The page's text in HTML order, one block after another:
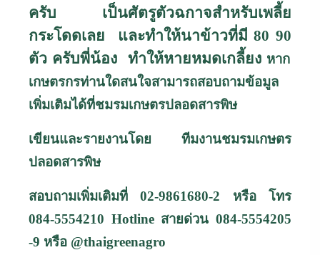
ครับ เป็นศัตรูตัวฉกาจสำหรับเพลี้ย
กระโดดเลย และทำให้นาข้าวที่มี80 90
ตัว ครับพี่น้อง ทำให้หายหมดเกลี้ยง หาก
เกษตรกรท่านใดสนใจสามารถสอบถามข้อมูล
เพิ่มเติมได้ที่ชมรมเกษตรปลอดสารพิษ
เขียนและรายงานโดย ทีมงานชมรมเกษตร
ปลอดสารพิษ
สอบถามเพิ่มเติมที่ 02-9861680-2 หรือ โทร
084-5554210 Hotline สายด่วน084-5554205
-9 หรือ @thaigreenagro